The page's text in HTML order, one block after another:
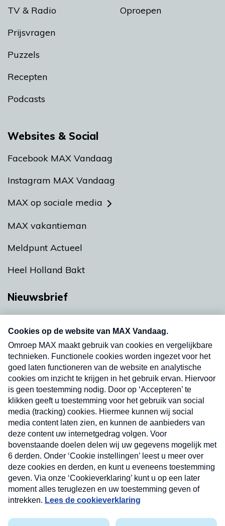
TV & Radio
Prijsvragen
Puzzels
Recepten
Podcasts
Oproepen
Websites & Social
Facebook MAX Vandaag
Instagram MAX Vandaag
MAX op sociale media
MAX vakantieman
Meldpunt Actueel
Heel Holland Bakt
Nieuwsbrief
nieuwsbrief. Elke vrijdag- en dinsdagochtend in
uw mailbox.
Verzend
Privacyverklaring
Cookieverklaring
Nieuwsbrief
Neem hier een gratis abonnement op onze
nieuwsbrief. Elke vrijdag- en dinsdagochtend in uw